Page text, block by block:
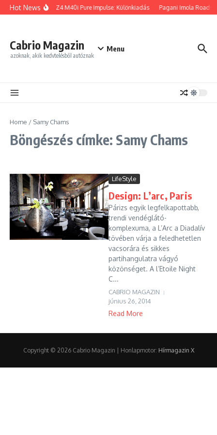
Ugrás a tartalomhoz
Hot NewsBMW Z4 M40i Pure Impulse: Különkiadás Pagani Imola
Cabrio Magazin
azoknak, akik kedvtelésből autóznak
Menu
Home / Samy Chams
Böngészés címke: Samy Chams
LifeStyle
Design: L’arc, Paris
Párizs egyik legfelkapottabb,
trendi vendéglátó-
komplexuma, a L’Arc a Diadalív
tövében várja a feledhetetlen
vacsorára és sikkes
partihangulatra vágyó
közönséget. A l’Etoile Night
C...
CABRIO MAGAZIN
június 26, 2014
Read More
Copyright © 2026 Cabrio Magazin | Honlapmotor: Hírmagazin X